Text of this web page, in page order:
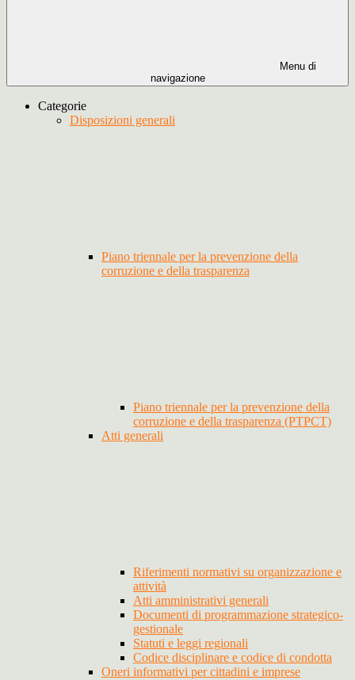
Menu di
navigazione
Categorie
Disposizioni generali
Piano triennale per la prevenzione della
corruzione e della trasparenza
Piano triennale per la prevenzione della
corruzione e della trasparenza (PTPCT)
Atti generali
Riferimenti normativi su organizzazione e
attività
Atti amministrativi generali
Documenti di programmazione strategico-
gestionale
Statuti e leggi regionali
Codice disciplinare e codice di condotta
Oneri informativi per cittadini e imprese